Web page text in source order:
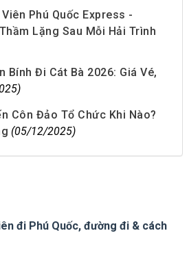
Phú Quốc Express -
Lặng Sau Mỗi Hải Trình
Bính Đi Cát Bà 2026: Giá Vé,
Côn Đảo Tổ Chức Khi Nào?
(05/12/2025)
đi Phú Quốc, đường đi & cách